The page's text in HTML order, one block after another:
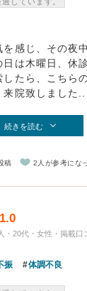
感じ、その夜
は木曜日、休
たら、こちら
院致しました...
続きを読む
稿 2人が参考にな
1.0
・20代・女性・掲載口
振 体調不良